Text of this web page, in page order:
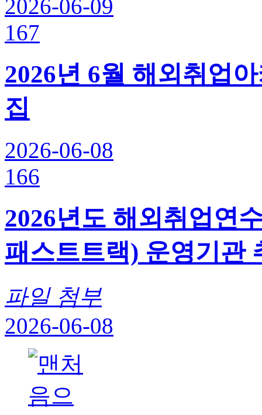
2026-06-09
167
2026년 6월 해외취업
집
2026-06-08
166
2026년도 해외취업연
패스트트랙) 운영기관
파일 첨부
2026-06-08